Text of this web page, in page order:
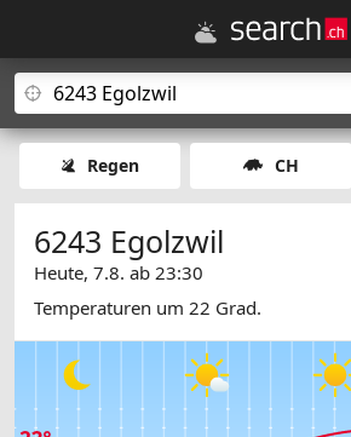
Regen CH
6243 Egolzwil
Heute, 7.8. ab 23:30
Temperaturen um 22 Grad.